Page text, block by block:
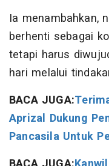
Ia menambahkan,
berhenti sebagai
tetapi harus
hari melalui
BACA JUGA:
Aprizal Dukung
Pancasila Untuk